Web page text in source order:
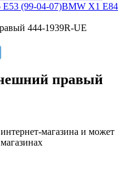
(99-04-07)BMW X1 E84
444-1939R-UE
правый
магазина и может